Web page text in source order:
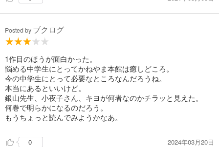
Posted by ブクログ
1作目のほうが面白かった。
悩める中学生にとってかねやま本館は癒しどころ。
今の中学生にとって必要なところなんだろうね。
本当にあるといいけど。
銀山先生、小夜子さん、キヨが何者なのかチラッと見えた。
何巻で明らかになるのだろう。
もうちょっと読んでみようかなあ。
0 2024年03月20日